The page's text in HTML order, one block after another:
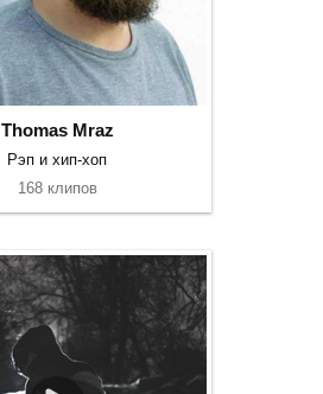
Thomas Mraz
Рэп и хип-хоп
168 клипов